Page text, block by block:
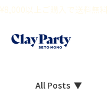
¥8,000以上ご購入で送料
All Posts